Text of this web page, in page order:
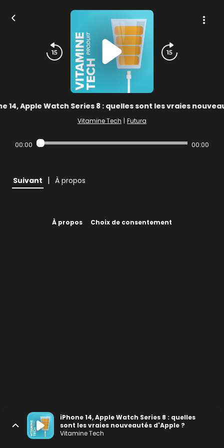
14, Apple Watch Series 8 : quelles sont les vraies
Vitamine Tech | Futura
00:00 00:00
Suivant | À propos
À propos Choix de consentement
iPhone 14, Apple Watch Series 8 : quelles
sont les vraies nouveautés d'Apple ?
Vitamine Tech